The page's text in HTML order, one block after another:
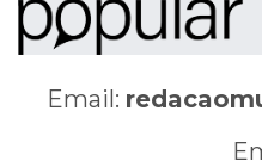
Email: